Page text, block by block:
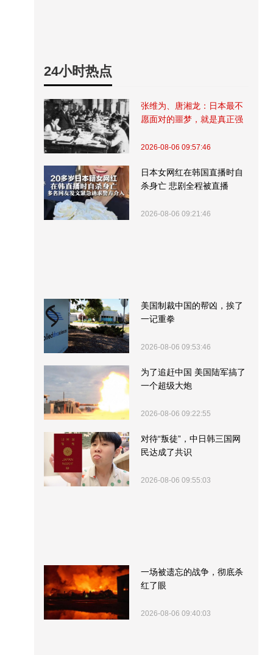
24小时热点
张维为、唐湘龙：日本最不
愿面对的噩梦，就是真正强
2026-08-06 09:57:46
日本女网红在韩国直播时自
杀身亡 悲剧全程被直播
2026-08-06 09:21:46
美国制裁中国的帮凶，挨了
一记重拳
2026-08-06 09:53:46
为了追赶中国 美国陆军搞了
一个超级大炮
2026-08-06 09:22:55
对待“叛徒”，中日韩三国网
民达成了共识
2026-08-06 09:55:03
一场被遗忘的战争，彻底杀
红了眼
2026-08-06 09:40:03